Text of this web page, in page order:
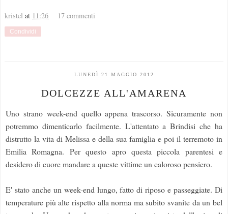
kristel at 11:26 17 commenti
Condividi
LUNEDÌ 21 MAGGIO 2012
DOLCEZZE ALL'AMARENA
Uno strano week-end quello appena trascorso. Sicuramente non
potremmo dimenticarlo facilmente. L'attentato a Brindisi che ha
distrutto la vita di Melissa e della sua famiglia e poi il terremoto in
Emilia Romagna. Per questo apro questa piccola parentesi e
desidero di cuore mandare a queste vittime un caloroso pensiero.
E' stato anche un week-end lungo, fatto di riposo e passeggiate. Di
temperature più alte rispetto alla norma ma subito svanite da un bel